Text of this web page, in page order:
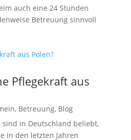
auch eine 24 Stunden
Betreuung sinnvoll
Pflegekraft aus
, Betreuung, Blog
sind in Deutschland beliebt,
in den letzten Jahren